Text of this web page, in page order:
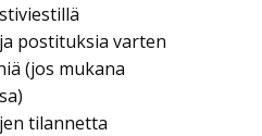
postituksia varten
(jos mukana
tilannetta